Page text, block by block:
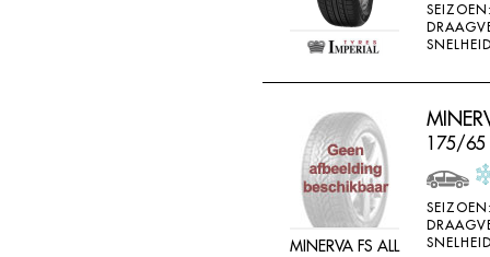
MINERVA FS ALL
175/65